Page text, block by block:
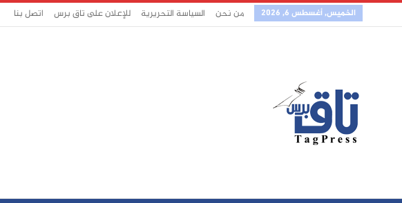
الخميس, أغسطس 6, 2026 من نحن السياسة التحريرية للإعلان على تاق برس اتصل بنا